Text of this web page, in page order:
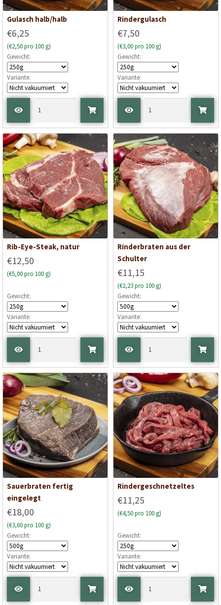
Gulasch halb/halb
€6,25
(€2,50 pro 100 g)
Gewicht:
Variante:
Rindergulasch
€7,50
(€3,00 pro 100 g)
Gewicht:
Variante:
Rib-Eye-Steak, natur
€12,50
(€5,00 pro 100 g)
Gewicht:
Variante:
Rinderbraten aus der
Schulter
€11,15
(€2,23 pro 100 g)
Gewicht:
Variante:
Sauerbraten fertig
eingelegt
€18,00
(€3,60 pro 100 g)
Gewicht:
Variante:
Rindergeschnetzeltes
€11,25
(€4,50 pro 100 g)
Gewicht:
Variante: